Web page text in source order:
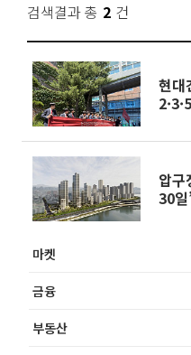
검색결과 총 2 건
현대
압구
30
마켓
금융
부동산